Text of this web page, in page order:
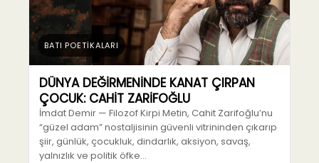
BATI POETİKALARI
DÜNYA DEĞİRMENİNDE KANAT ÇIRPAN
ÇOCUK: CAHİT ZARİFOĞLU
İmdat Demir — Filozof Kirpi Metin, Cahit Zarifoğlu’nu
“güzel adam” nostaljisinin güvenli vitrininden çıkarıp
şiir, günlük, çocukluk, dindarlık, aksiyon, savaş,
yalnızlık ve politik öfke…